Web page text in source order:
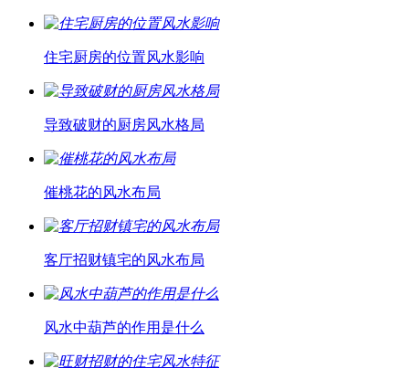
住宅厨房的位置风水影响
导致破财的厨房风水格局
催桃花的风水布局
客厅招财镇宅的风水布局
风水中葫芦的作用是什么